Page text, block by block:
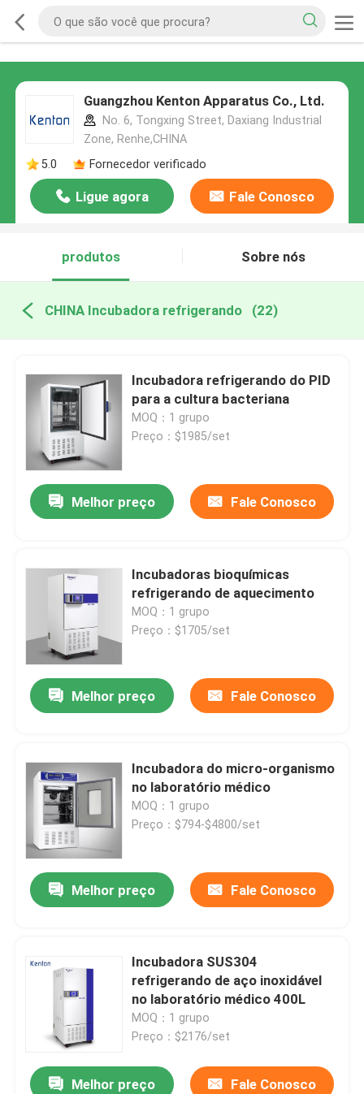
Guangzhou Kenton Apparatus Co., Ltd.
No. 6, Tongxing Street, Daxiang Industrial
Zone, Renhe,CHINA
5.0
Fornecedor verificado
Ligue agora Fale Conosco
produtos Sobre nós
CHINA Incubadora refrigerando (22)
Incubadora refrigerando do PID
para a cultura bacteriana
MOQ：1 grupo
Preço：$1985/set
Melhor preço Fale Conosco
Incubadoras bioquímicas
refrigerando de aquecimento
MOQ：1 grupo
Preço：$1705/set
Melhor preço Fale Conosco
Incubadora do micro-organismo
no laboratório médico
MOQ：1 grupo
Preço：$794-$4800/set
Melhor preço Fale Conosco
Incubadora SUS304
refrigerando de aço inoxidável
no laboratório médico 400L
MOQ：1 grupo
Preço：$2176/set
Melhor preço Fale Conosco